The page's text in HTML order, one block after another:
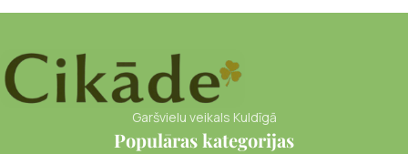
Garšvielu veikals Kuldīgā
Populāras kategorijas